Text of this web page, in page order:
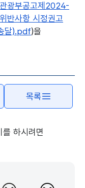
광부공고제2024-
반사항 시정권고
달).pdf)을
목록
하시려면